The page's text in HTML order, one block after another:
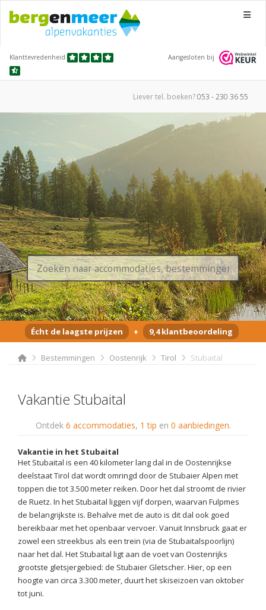
Menu
Klanttevredenheid Aangesloten bij
Liever tel. boeken?053 - 230 36 55
Écht de laagste prijzen + 9,4 klantbeoordeling
Bestemmingen Oostenrijk Tirol Stubaital
Vakantie Stubaital
Ontdek 6 accommodaties, 1 tip en 0 aanbiedingen.
Vakantie in het Stubaital
Het Stubaital is een 40 kilometer lang dal in de Oostenrijkse
deelstaat Tirol dat wordt omringd door de Stubaier Alpen met
toppen die tot 3.500 meter reiken. Door het dal stroomt de rivier
de Ruetz. In het Stubaital liggen vijf dorpen, waarvan Fulpmes
de belangrijkste is. Behalve met de auto is dit dal ook goed
bereikbaar met het openbaar vervoer. Vanuit Innsbruck gaat er
zowel een streekbus als een trein (via de Stubaitalspoorlijn)
naar het dal. Het Stubaital ligt aan de voet van Oostenrijks
grootste gletsjergebied: de Stubaier Gletscher. Hier, op een
hoogte van circa 3.300 meter, duurt het skiseizoen van oktober
tot juni.